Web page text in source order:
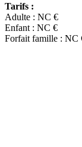
Tarifs :
Adulte : NC €
Enfant : NC €
Forfait famille : NC